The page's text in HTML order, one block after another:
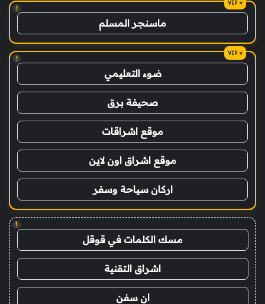
!
ماسنجر المسلم
!
ضوء التعليمي
صحيفة برق
موقع اشراقات
موقع اشراق اون لاين
اركان سياحة وسفر
!
مسك الكلمات في قوقل
اشراق التقنية
ان سفن